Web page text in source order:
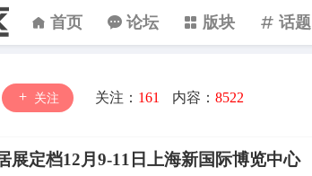
首页 论坛 版块 话题
关注 关注： 161 内容： 8522
展定档12月9-11日上海新国际博览中心